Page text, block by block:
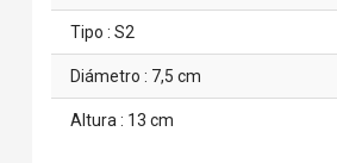
Tipo : S2
Diámetro : 7,5 cm
Altura : 13 cm